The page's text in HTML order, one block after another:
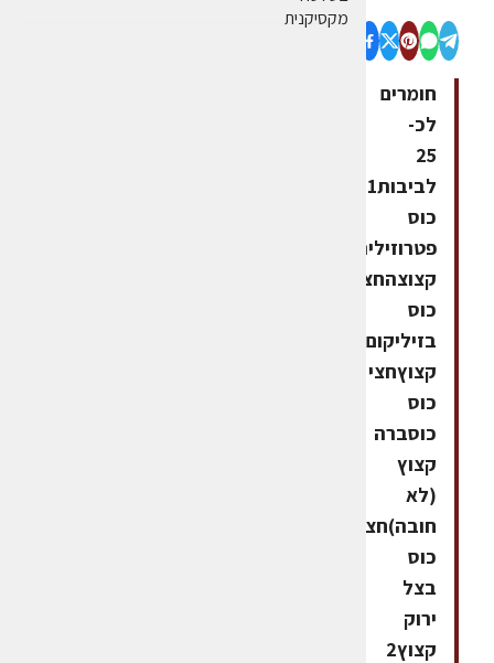
חומרים
לכ-
25
לביבות1
כוס
פטרוזיליה
קצוצהחצי
כוס
בזיליקום
קצוץחצי
כוס
כוסברה
קצוץ
(לא
חובה)חצי
כוס
בצל
ירוק
קצוץ2